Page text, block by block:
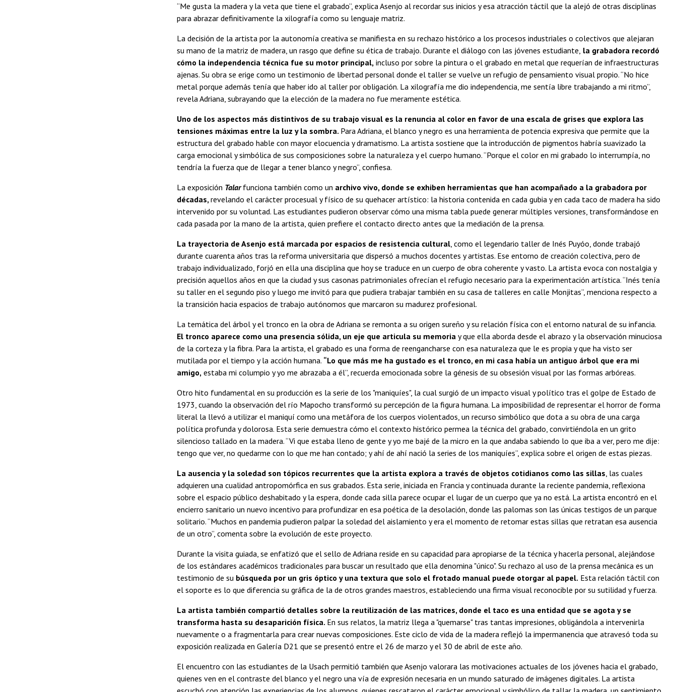
“Me gusta la madera y la veta que tiene el grabado”, explica Asenjo al recordar sus inicios y esa atracción táctil que la alejó de otras disciplinas
para abrazar definitivamente la xilografía como su lenguaje matriz.
La decisión de la artista por la autonomía creativa se manifiesta en su rechazo histórico a los procesos industriales o colectivos que alejaran
su mano de la matriz de madera, un rasgo que define su ética de trabajo. Durante el diálogo con las jóvenes estudiante, la grabadora recordó
cómo la independencia técnica fue su motor principal, incluso por sobre la pintura o el grabado en metal que requerían de infraestructuras
ajenas. Su obra se erige como un testimonio de libertad personal donde el taller se vuelve un refugio de pensamiento visual propio. “No hice
metal porque además tenía que haber ido al taller por obligación. La xilografía me dio independencia, me sentía libre trabajando a mi ritmo”,
revela Adriana, subrayando que la elección de la madera no fue meramente estética.
Uno de los aspectos más distintivos de su trabajo visual es la renuncia al color en favor de una escala de grises que explora las
tensiones máximas entre la luz y la sombra. Para Adriana, el blanco y negro es una herramienta de potencia expresiva que permite que la
estructura del grabado hable con mayor elocuencia y dramatismo. La artista sostiene que la introducción de pigmentos habría suavizado la
carga emocional y simbólica de sus composiciones sobre la naturaleza y el cuerpo humano. “Porque el color en mi grabado lo interrumpía, no
tendría la fuerza que de llegar a tener blanco y negro”, confiesa.
La exposición Talarfunciona también como un archivo vivo, donde se exhiben herramientas que han acompañado a la grabadora por
décadas, revelando el carácter procesual y físico de su quehacer artístico: la historia contenida en cada gubia y en cada taco de madera ha sido
intervenido por su voluntad. Las estudiantes pudieron observar cómo una misma tabla puede generar múltiples versiones, transformándose en
cada pasada por la mano de la artista, quien prefiere el contacto directo antes que la mediación de la prensa.
La trayectoria de Asenjo está marcada por espacios de resistencia cultural , como el legendario taller de Inés Puyóo, donde trabajó
durante cuarenta años tras la reforma universitaria que dispersó a muchos docentes y artistas. Ese entorno de creación colectiva, pero de
trabajo individualizado, forjó en ella una disciplina que hoy se traduce en un cuerpo de obra coherente y vasto. La artista evoca con nostalgia y
precisión aquellos años en que la ciudad y sus casonas patrimoniales ofrecían el refugio necesario para la experimentación artística. “Inés tenía
su taller en el segundo piso y luego me invitó para que pudiera trabajar también en su casa de talleres en calle Monjitas”, menciona respecto a
la transición hacia espacios de trabajo autónomos que marcaron su madurez profesional.
La temática del árbol y el tronco en la obra de Adriana se remonta a su origen sureño y su relación física con el entorno natural de su infancia.
El tronco aparece como una presencia sólida, un eje que articula su memoria y que ella aborda desde el abrazo y la observación minuciosa
de la corteza y la fibra. Para la artista, el grabado es una forma de reengancharse con esa naturaleza que le es propia y que ha visto ser
mutilada por el tiempo y la acción humana. “Lo que más me ha gustado es el tronco, en mi casa había un antiguo árbol que era mi
amigo, estaba mi columpio y yo me abrazaba a él”, recuerda emocionada sobre la génesis de su obsesión visual por las formas arbóreas.
Otro hito fundamental en su producción es la serie de los "maniquíes", la cual surgió de un impacto visual y político tras el golpe de Estado de
1973, cuando la observación del río Mapocho transformó su percepción de la figura humana. La imposibilidad de representar el horror de forma
literal la llevó a utilizar el maniquí como una metáfora de los cuerpos violentados, un recurso simbólico que dota a su obra de una carga
política profunda y dolorosa. Esta serie demuestra cómo el contexto histórico permea la técnica del grabado, convirtiéndola en un grito
silencioso tallado en la madera. “Vi que estaba lleno de gente y yo me bajé de la micro en la que andaba sabiendo lo que iba a ver, pero me dije:
tengo que ver, no quedarme con lo que me han contado; y ahí de ahí nació la series de los maniquíes”, explica sobre el origen de estas piezas.
La ausencia y la soledad son tópicos recurrentes que la artista explora a través de objetos cotidianos como las sillas , las cuales
adquieren una cualidad antropomórfica en sus grabados. Esta serie, iniciada en Francia y continuada durante la reciente pandemia, reflexiona
sobre el espacio público deshabitado y la espera, donde cada silla parece ocupar el lugar de un cuerpo que ya no está. La artista encontró en el
encierro sanitario un nuevo incentivo para profundizar en esa poética de la desolación, donde las palomas son las únicas testigos de un parque
solitario. “Muchos en pandemia pudieron palpar la soledad del aislamiento y era el momento de retomar estas sillas que retratan esa ausencia
de un otro”, comenta sobre la evolución de este proyecto.
Durante la visita guiada, se enfatizó que el sello de Adriana reside en su capacidad para apropiarse de la técnica y hacerla personal, alejándose
de los estándares académicos tradicionales para buscar un resultado que ella denomina "único". Su rechazo al uso de la prensa mecánica es un
testimonio de su búsqueda por un gris óptico y una textura que solo el frotado manual puede otorgar al papel. Esta relación táctil con
el soporte es lo que diferencia su gráfica de la de otros grandes maestros, estableciendo una firma visual reconocible por su sutilidad y fuerza.
La artista también compartió detalles sobre la reutilización de las matrices, donde el taco es una entidad que se agota y se
transforma hasta su desaparición física. En sus relatos, la matriz llega a "quemarse" tras tantas impresiones, obligándola a intervenirla
nuevamente o a fragmentarla para crear nuevas composiciones. Este ciclo de vida de la madera reflejó la impermanencia que atravesó toda su
exposición realizada en Galería D21 que se presentó entre el 26 de marzo y el 30 de abril de este año.
El encuentro con las estudiantes de la Usach permitió también que Asenjo valorara las motivaciones actuales de los jóvenes hacia el grabado,
quienes ven en el contraste del blanco y el negro una vía de expresión necesaria en un mundo saturado de imágenes digitales. La artista